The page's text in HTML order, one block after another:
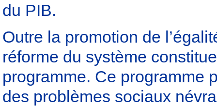
du PIB.
Outre la promotion de
réforme du système
programme. Ce programme
des problèmes sociaux